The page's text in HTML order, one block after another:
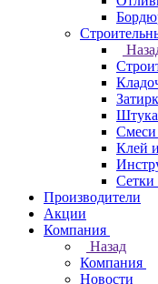
Смеси
Клей
Производители
Акции
Компания
Назад
Компания
Новости